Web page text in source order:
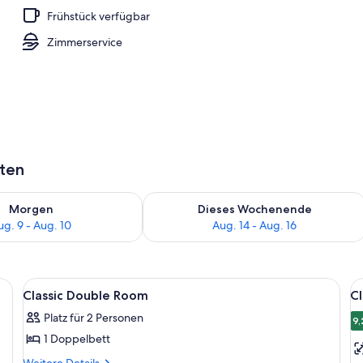
Frühstück verfügbar
Zimmerservice
Aug. 9.
Morgen
9 - Aug. 10
für morgen, Aug. 9 - Aug. 10.
Dieses Wochenende
Aug. 14 - Aug. 16
Überprüfe die Verfügbarkeit für
Alle
Fotos
für
Classic
Ein ordentlich bezogenes Bett mit
3
Classic Double Room
Platz für 2 Personen
1 Doppelbett